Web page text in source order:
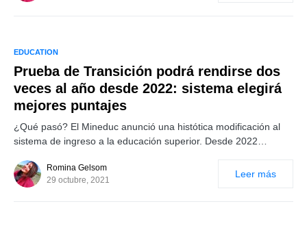
EDUCATION
Prueba de Transición podrá rendirse dos
veces al año desde 2022: sistema elegirá
mejores puntajes
¿Qué pasó? El Mineduc anunció una histótica modificación al
sistema de ingreso a la educación superior. Desde 2022…
Romina Gelsom
29 octubre, 2021
Leer más